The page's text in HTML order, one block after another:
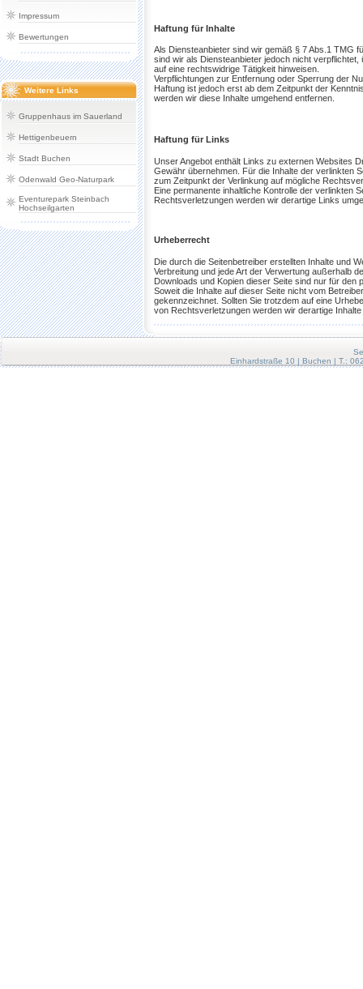
Impressum
Bewertungen
Weitere Links
Gruppenhaus im Sauerland
Hettigenbeuern
Stadt Buchen
Odenwald Geo-Naturpark
Eventurepark Steinbach
Hochseilgarten
Haftung für Inhalte
Als Diensteanbieter sind wir gemäß § 7 Abs.1 TMG
sind wir als Diensteanbieter jedoch nicht
auf eine rechtswidrige Tätigkeit hinweisen.
Verpflichtungen zur Entfernung oder Sperrung der
Haftung ist jedoch erst ab dem Zeitpunkt der
werden wir diese Inhalte umgehend entfernen.
Haftung für Links
Unser Angebot enthält Links zu externen Websites
Gewähr übernehmen. Für die Inhalte der verlinkten
zum Zeitpunkt der Verlinkung auf mögliche
Eine permanente inhaltliche Kontrolle der verlinkten
Rechtsverletzungen werden wir derartige Links
Urheberrecht
Die durch die Seitenbetreiber erstellten Inhalte und
Verbreitung und jede Art der Verwertung außerhalb
Downloads und Kopien dieser Seite sind nur für
Soweit die Inhalte auf dieser Seite nicht vom
gekennzeichnet. Sollten Sie trotzdem auf eine
von Rechtsverletzungen werden wir derartige
Einhardstraße 10 | Buchen | T.: